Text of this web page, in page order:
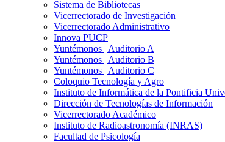
Sistema de Bibliotecas
Vicerrectorado de Investigación
Vicerrectorado Administrativo
Innova PUCP
Yuntémonos | Auditorio A
Yuntémonos | Auditorio B
Yuntémonos | Auditorio C
Coloquio Tecnología y Agro
Instituto de Informática de la Pontificia
Dirección de Tecnologías de Información
Vicerrectorado Académico
Instituto de Radioastronomía (INRAS)
Facultad de Psicología